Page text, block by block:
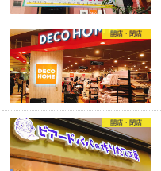
開店・閉店
開店・閉店